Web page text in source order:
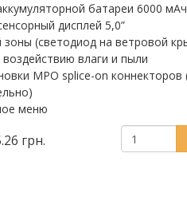
батареи 6000 мАч
дисплей 5,0”
зоны (светодиод на ветровой
влаги и пыли
MPO splice-on
меню
грн.